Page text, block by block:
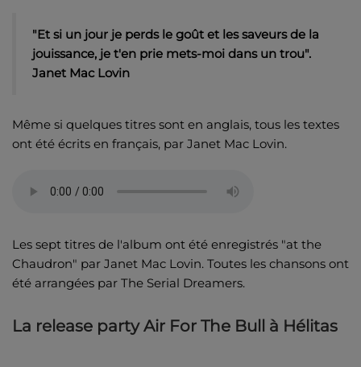
"Et si un jour je perds le goût et les saveurs de la
jouissance, je t'en prie mets-moi dans un trou".
Janet Mac Lovin
Même si quelques titres sont en anglais, tous les textes
ont été écrits en français, par Janet Mac Lovin.
Les sept titres de l'album ont été enregistrés "at the
Chaudron" par Janet Mac Lovin. Toutes les chansons ont
été arrangées par The Serial Dreamers.
La release party Air For The Bull à Hélitas